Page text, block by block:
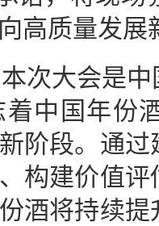
高质量发展
次大会是
中国年份
阶段。通
构建价值
酒将持续